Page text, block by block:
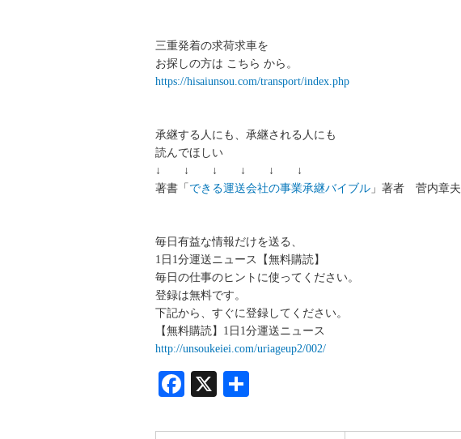
三重発着の求荷求車を
お探しの方は こちら から。
https://hisaiunsou.com/transport/index.php
承継する人にも、承継される人にも
読んでほしい
↓ ↓ ↓ ↓ ↓ ↓
著書「 できる運送会社の事業承継バイブル 」著者 菅内章夫
毎日有益な情報だけを送る、
1日1分運送ニュース【無料購読】
毎日の仕事のヒントに使ってください。
登録は無料です。
下記から、すぐに登録してください。
【無料購読】1日1分運送ニュース
http://unsoukeiei.com/uriageup2/002/
Facebook
X